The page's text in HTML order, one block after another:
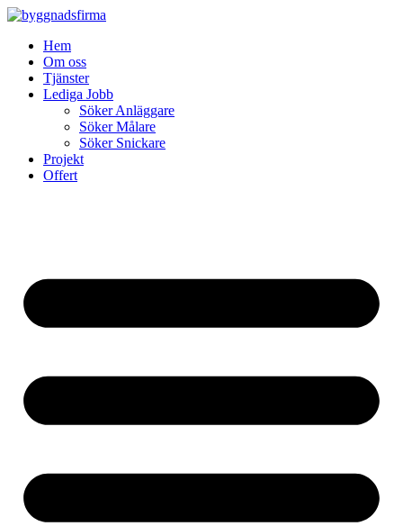
Skip
contentHem
Om oss
Tjänster
Lediga Jobb
Söker Anläggare
Söker Målare
Söker Snickare
Projekt
Offert